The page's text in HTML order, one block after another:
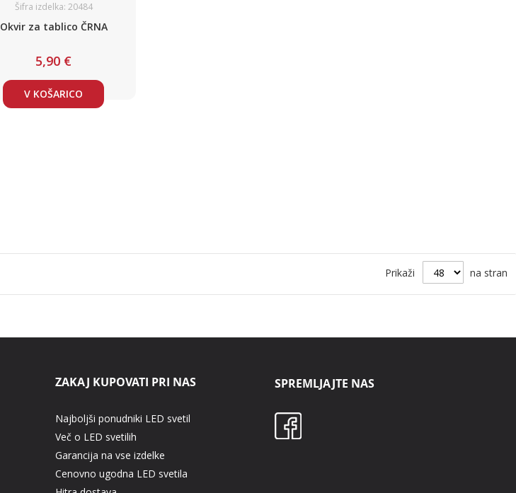
Šifra izdelka: 20484
Okvir za tablico ČRNA
5,90 €
V KOŠARICO
Prikaži na stran
ZAKAJ KUPOVATI PRI NAS
Najboljši ponudniki LED svetil
Več o LED svetilih
Garancija na vse izdelke
Cenovno ugodna LED svetila
SPREMLJAJTE NAS